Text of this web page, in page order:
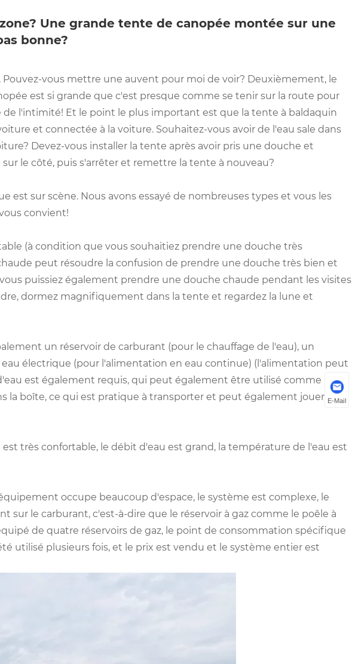
Une grande tente de canopée montée sur une
bonne?
Pouvez-vous mettre une auvent pour moi de voir? Deuxièmement, le
est si grande que c'est presque comme se tenir sur la route pour
l'intimité! Et le point le plus important est que la tente à baldaquin
et connectée à la voiture. Souhaitez-vous avoir de l'eau sale dans
Devez-vous installer la tente après avoir pris une douche et
le côté, puis s'arrêter et remettre la tente à nouveau?
est sur scène. Nous avons essayé de nombreuses types et vous les
convient!
(à condition que vous souhaitiez prendre une douche très
peut résoudre la confusion de prendre une douche très bien et
puissiez également prendre une douche chaude pendant les visites
dormez magnifiquement dans la tente et regardez la lune et
un réservoir de carburant (pour le chauffage de l'eau), un
électrique (pour l'alimentation en eau continue) (l'alimentation peut
est également requis, qui peut également être utilisé comme boîte
la boîte, ce qui est pratique à transporter et peut également jouer un
très confortable, le débit d'eau est grand, la température de l'eau est
occupe beaucoup d'espace, le système est complexe, le
le carburant, c'est-à-dire que le réservoir à gaz comme le poêle à
de quatre réservoirs de gaz, le point de consommation spécifique
utilisé plusieurs fois, et le prix est vendu et le système entier est
E-Mail